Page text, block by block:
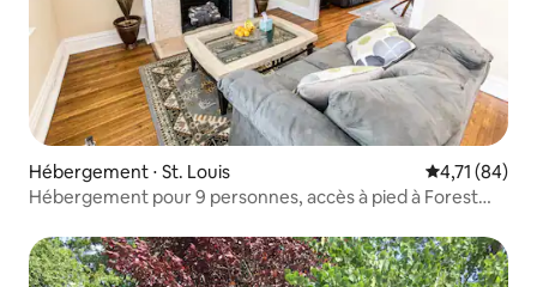
Hébergement ⋅ St. Louis Évaluation
4,71 (84)
Hébergement pour 9 personnes, accès à pied à Forest